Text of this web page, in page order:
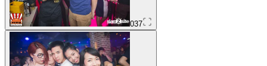
037